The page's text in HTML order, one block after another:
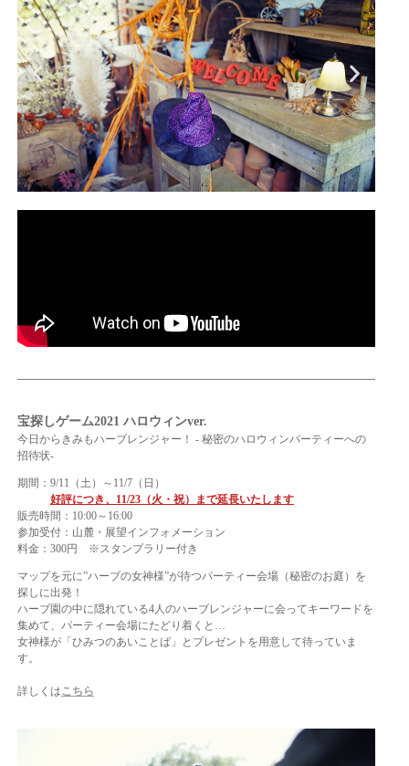
宝探しゲーム2021 ハロウィンver.
今日からきみもハーブレンジャー！ ‐ 秘密のハロウィンパーティーへの
招待状‐
期間：9/11（土）～11/7（日）
好評につき、11/23（火・祝）まで延長いたします
販売時間：10:00～16:00
参加受付：山麓・展望インフォメーション
料金：300円 ※スタンプラリー付き
マップを元に”ハーブの女神様”が待つパーティー会場（秘密のお庭）を
探しに出発！
ハーブ園の中に隠れている4人のハーブレンジャーに会ってキーワードを
集めて、パーティー会場にたどり着くと…
女神様が「ひみつのあいことば」とプレゼントを用意して待っていま
す。
詳しくはこちら